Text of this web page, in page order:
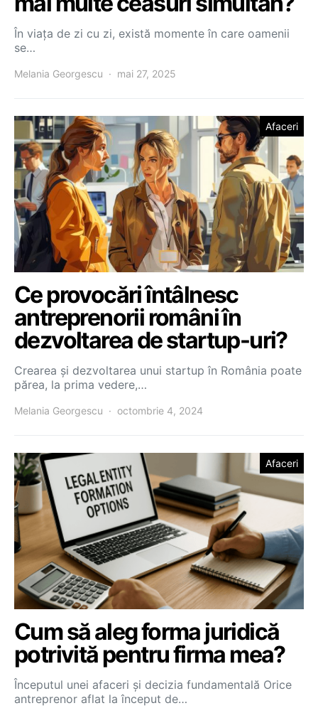
În viața de zi cu zi, există momente în care oamenii
se…
Melania Georgescu mai 27, 2025
Afaceri
Ce provocări întâlnesc
antreprenorii români în
dezvoltarea de startup-uri?
Crearea și dezvoltarea unui startup în România poate
părea, la prima vedere,…
Melania Georgescu octombrie 4, 2024
Afaceri
Cum să aleg forma juridică
potrivită pentru firma mea?
Începutul unei afaceri și decizia fundamentală Orice
antreprenor aflat la început de…